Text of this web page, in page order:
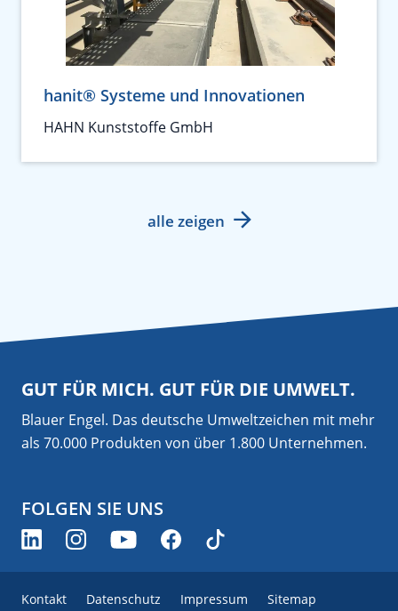
hanit® Systeme und Innovationen
HAHN Kunststoffe GmbH
alle zeigen
GUT FÜR MICH. GUT FÜR DIE UMWELT.
Blauer Engel. Das deutsche Umweltzeichen mit mehr
als 70.000 Produkten von über 1.800 Unternehmen.
FOLGEN SIE UNS
Kontakt Datenschutz Impressum Sitemap